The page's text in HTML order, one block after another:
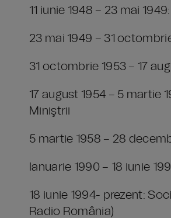
11 iunie 1948 – 23 mai
23 mai 1949 – 31
31 octombrie 1953 – 17
17 august 1954 – 5 martie
Miniştrii
5 martie 1958 – 28
Ianuarie 1990 – 18 iunie
18 iunie 1994- prezent:
Radio România)